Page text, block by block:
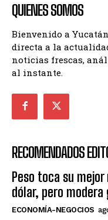
QUIENES SOMOS
Bienvenido a
directa a la
noticias frescas,
al instante.
RECOMENDADOS
Peso toca su
dólar, pero
ECONOMÍA-NEGOCIOS